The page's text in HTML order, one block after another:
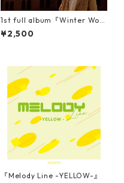
1st full album『Winter Won
der Land』
¥2,500
『Melody Line -YELLOW-』